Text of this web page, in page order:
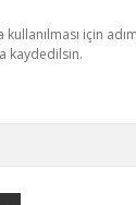
için
kaydedilsin.